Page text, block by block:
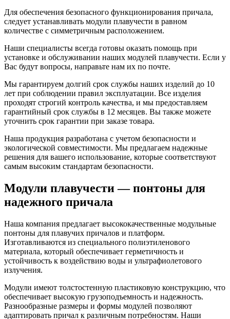
Для обеспечения безопасного функционирования причала,
следует устанавливать модули плавучести в равном
количестве с симметричным расположением.
Наши специалисты всегда готовы оказать помощь при
установке и обслуживании наших модулей плавучести. Если у
Вас будут вопросы, направьте нам их по почте.
Мы гарантируем долгий срок службы наших изделий до 10
лет при соблюдении правил эксплуатации. Все изделия
проходят строгий контроль качества, и мы предоставляем
гарантийный срок службы в 12 месяцев. Вы также можете
уточнить срок гарантии при заказе товара.
Наша продукция разработана с учетом безопасности и
экологической совместимости. Мы предлагаем надежные
решения для вашего использование, которые соответствуют
самым высоким стандартам безопасности.
Модули плавучести — понтоны для
надежного причала
Наша компания предлагает высококачественные модульные
понтоны для плавучих причалов и платформ.
Изготавливаются из специального полиэтиленового
материала, который обеспечивает герметичность и
устойчивость к воздействию воды и ультрафиолетового
излучения.
Модули имеют толстостенную пластиковую конструкцию, что
обеспечивает высокую грузоподъемность и надежность.
Разнообразные размеры и формы модулей позволяют
адаптировать причал к различным потребностям. Наши